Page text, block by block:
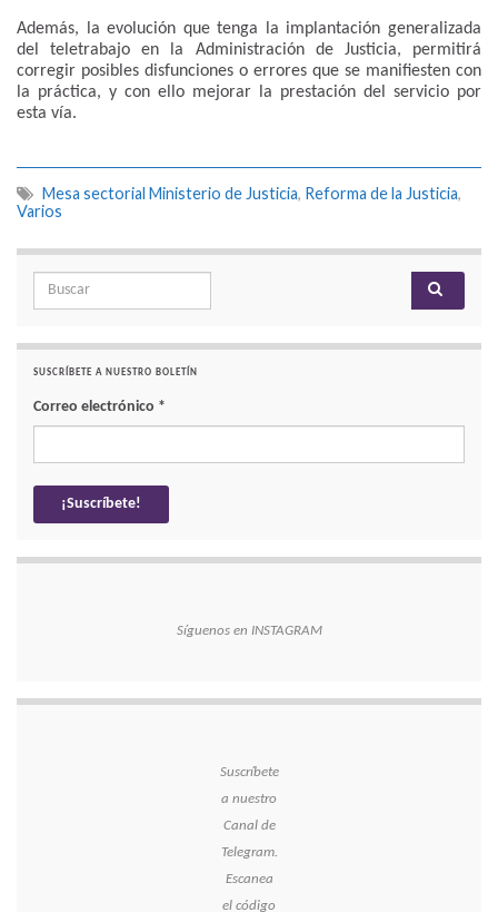
Además, la evolución que tenga la implantación generalizada
del teletrabajo en la Administración de Justicia, permitirá
corregir posibles disfunciones o errores que se manifiesten con
la práctica, y con ello mejorar la prestación del servicio por
esta vía.
Mesa sectorial Ministerio de Justicia, Reforma de la Justicia,
Varios
Search for:
SUSCRÍBETE A NUESTRO BOLETÍN
Correo electrónico *
Síguenos en INSTAGRAM
Suscríbete
a nuestro
Canal de
Telegram.
Escanea
el código